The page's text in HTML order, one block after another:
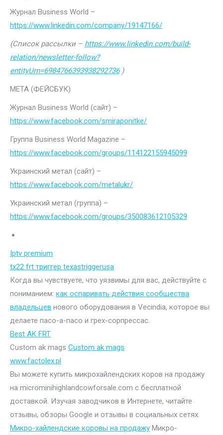
Журнал Business World –
https://www.linkedin.com/company/19147166/
(Список рассылки – https://www.linkedin.com/build-
relation/newsletter-follow?
entityUrn=6984766393938292736)
МЕТА (ФЕЙСБУК)
Журнал Business World (сайт) –
https://www.facebook.com/smiraponitke/
Группа Business World Magazine –
https://www.facebook.com/groups/114122155945099
Украинский метал (сайт) –
https://www.facebook.com/metalukr/
Украинский метал (группа) –
https://www.facebook.com/groups/350083612105329
Iptv premium
tx22 frt триггер texastriggerusa
Когда вы чувствуете, что уязвимы для вас, действуйте с
пониманием: как оспаривать действия сообщества
владельцев нового оборудования в Vecindia, которое вы
делаете пасо-а-пасо и грех-сорпрессас.
Best AK FRT
Custom ak mags Custom ak mags
www.factolex.pl
Вы можете купить микрохайлендских коров на продажу
на microminihighlandcowforsale.com с бесплатной
доставкой. Изучая заводчиков в Интернете, читайте
отзывы, обзоры Google и отзывы в социальных сетях.
Микро-хайлендские коровы на продажу Микро-